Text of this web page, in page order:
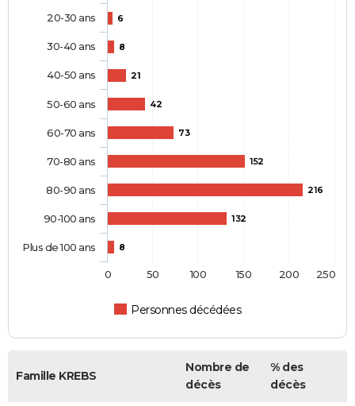
6
8
21
42
73
152
216
132
8
Personnes décédées
20-30 ans
30-40 ans
40-50 ans
50-60 ans
60-70 ans
70-80 ans
80-90 ans
90-100 ans
Plus de 100 ans
0 50 100 150 200 250
Famille KREBS
Nombre de
décès
% des
décès